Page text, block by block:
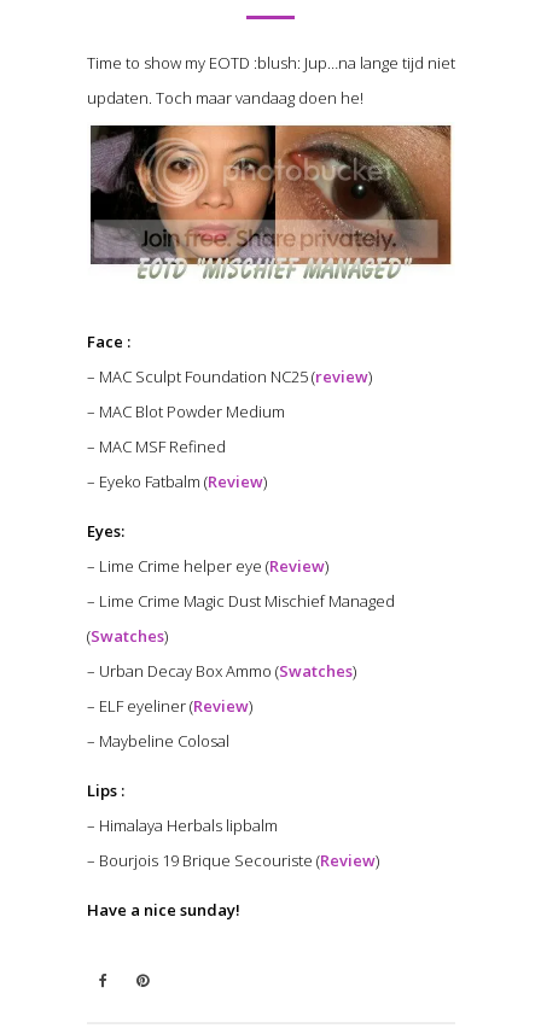
Time to show my EOTD :blush: Jup…na lange tijd niet
updaten. Toch maar vandaag doen he!
Face :
– MAC Sculpt Foundation NC25 (review)
– MAC Blot Powder Medium
– MAC MSF Refined
– Eyeko Fatbalm (Review)
Eyes:
– Lime Crime helper eye (Review)
– Lime Crime Magic Dust Mischief Managed
(Swatches)
– Urban Decay Box Ammo (Swatches)
– ELF eyeliner (Review)
– Maybeline Colosal
Lips :
– Himalaya Herbals lipbalm
– Bourjois 19 Brique Secouriste (Review)
Have a nice sunday!